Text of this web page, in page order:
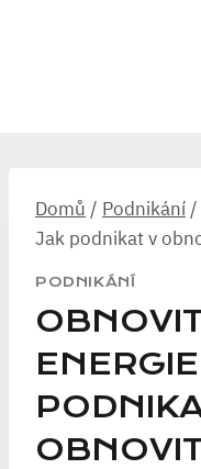
Domů / Podnikání /
Jak podnikat v
PODNIKÁNÍ